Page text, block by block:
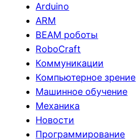
Arduino
ARM
BEAM роботы
RoboCraft
Коммуникации
Компьютерное зрение
Машинное обучение
Механика
Новости
Программирование